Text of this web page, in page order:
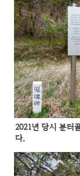
2021년 당시 분터
다.